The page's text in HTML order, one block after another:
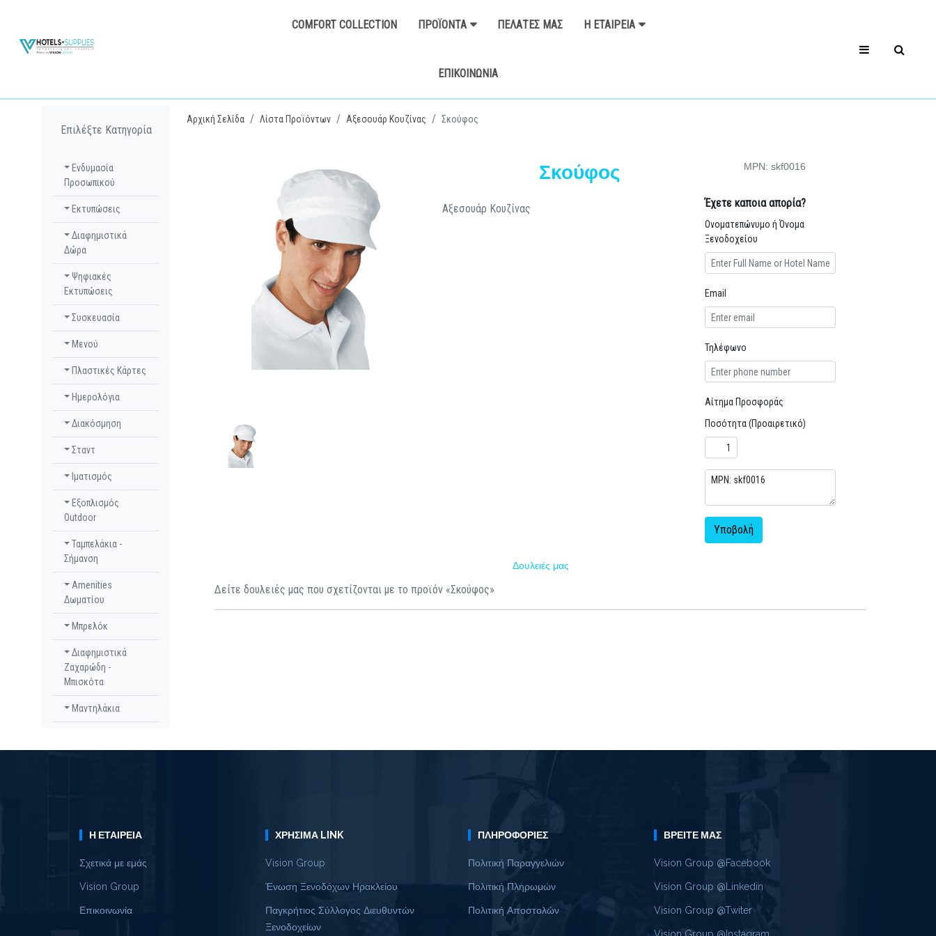
COMFORT COLLECTION ΠΡΟΪΌΝΤΑ ΠΕΛΆΤΕΣ ΜΑΣ Η ΕΤΑΙΡΕΊΑ
ΕΠΙΚΟΙΝΩΝΊΑ
Επιλέξτε Κατηγορία
Ενδυμασία
Προσωπικού
Εκτυπώσεις
Διαφημιστικά
Δώρα
Ψηφιακές
Εκτυπώσεις
Συσκευασία
Μενού
Πλαστικές Κάρτες
Ημερολόγια
Διακόσμηση
Σταντ
Ιματισμός
Εξοπλισμός
Outdoor
Ταμπελάκια -
Σήμανση
Amenities
Δωματίου
Μπρελόκ
Διαφημιστικά
Ζαχαρώδη -
Μπισκότα
Μαντηλάκια
Αρχική Σελίδα Λίστα Προϊόντων Αξεσουάρ Κουζίνας Σκούφος
Σκούφος MPN: skf0016
Αξεσουάρ Κουζίνας Έχετε καποια απορία?
Ονοματεπώνυμο ή Όνομα
Ξενοδοχείου
Email
Τηλέφωνο
Αίτημα Προσφοράς
Ποσότητα (Προαιρετικό)
Υποβολή
Δουλειές μας
Δείτε δουλειές μας που σχετίζονται με το προϊόν «Σκούφος»
Η ΕΤΑΙΡΕΊΑ
Σχετικά με εμάς
Vision Group
Επικοινωνία
ΧΡΉΣΙΜΑ LINK
Vision Group
Ένωση Ξενοδόχων Ηρακλείου
Παγκρήτιος Σύλλογος Διευθυντών
Ξενοδοχείων
ΠΛΗΡΟΦΟΡΊΕΣ
Πολιτική Παραγγελιών
Πολιτική Πληρωμών
Πολιτική Αποστολών
ΒΡΕΊΤΕ ΜΑΣ
Vision Group @Facebook
Vision Group @Linkedin
Vision Group @Twiter